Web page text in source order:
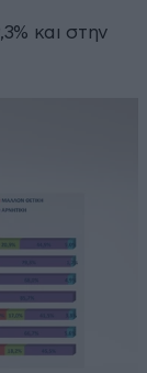
και στην